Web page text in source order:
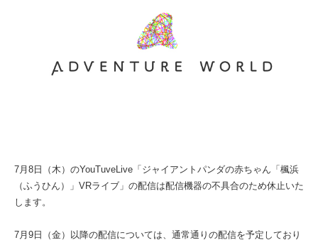
7月8日（木）のYouTuveLive「ジャイアントパンダの赤ちゃん「楓浜
（ふうひん）」VRライブ」の配信は配信機器の不具合のため休止いた
します。
7月9日（金）以降の配信については、通常通りの配信を予定しており